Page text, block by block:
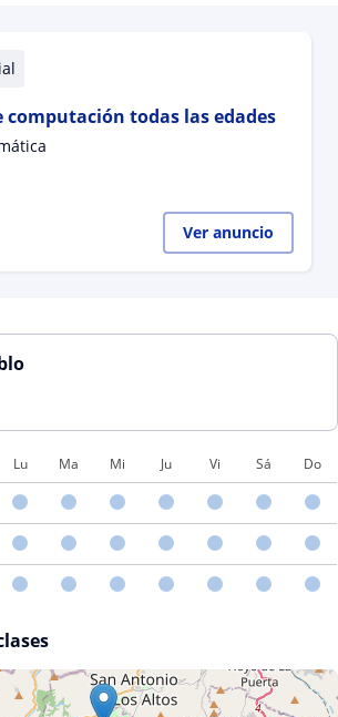
computación todas las edades
Ver anuncio
Lu Ma Mi Ju Vi Sá Do